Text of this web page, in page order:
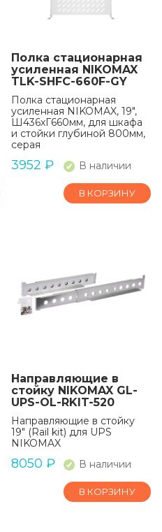
Полка стационарная
усиленная NIKOMAX
TLK-SHFC-660F-GY
Полка стационарная
усиленная NIKOMAX, 19",
Ш436хГ660мм, для шкафа
и стойки глубиной 800мм,
серая
3952 ₽ В наличии
В КОРЗИНУ
Направляющие в
стойку NIKOMAX GL-
UPS-OL-RKIT-520
Направляющие в стойку
19" (Rail kit) для UPS
NIKOMAX
8050 ₽ В наличии
В КОРЗИНУ